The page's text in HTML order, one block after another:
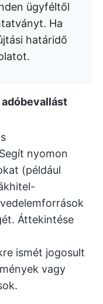
ügyféltől
Ha
határidő
nyomon
(például
Áttekintése
ismét jogosult
vagy